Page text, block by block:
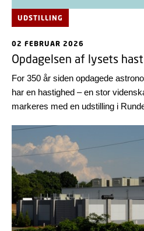
UDSTILLING
02 FEBRUAR 2026
Opdagelsen af lysets
For 350 år siden opdagede
har en hastighed – en stor
markeres med en udstilling i